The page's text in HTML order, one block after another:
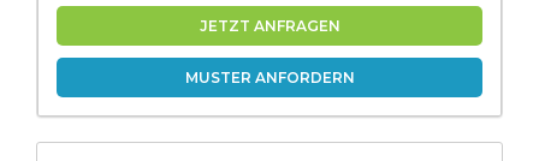
JETZT ANFRAGEN
MUSTER ANFORDERN